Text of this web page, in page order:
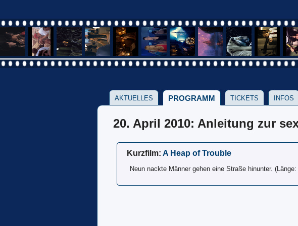
AKTUELLES PROGRAMM TICKETS INFOS
20. April 2010: Anleitung zur
Kurzfilm:A Heap of Trouble
Neun nackte Männer gehen eine Straße hinunter.